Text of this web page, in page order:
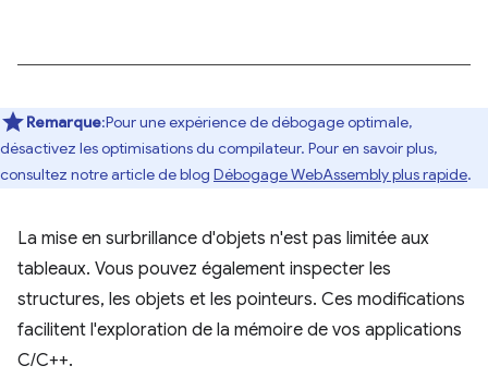
Remarque:Pour une expérience de débogage optimale,
désactivez les optimisations du compilateur. Pour en savoir plus,
consultez notre article de blog Débogage WebAssembly plus rapide.
La mise en surbrillance d'objets n'est pas limitée aux
tableaux. Vous pouvez également inspecter les
structures, les objets et les pointeurs. Ces modifications
facilitent l'exploration de la mémoire de vos applications
C/C++.